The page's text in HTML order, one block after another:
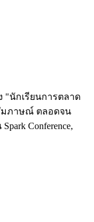
"นักเรียนการตลาด
มภาษณ์ ตลอดจน
Conference,